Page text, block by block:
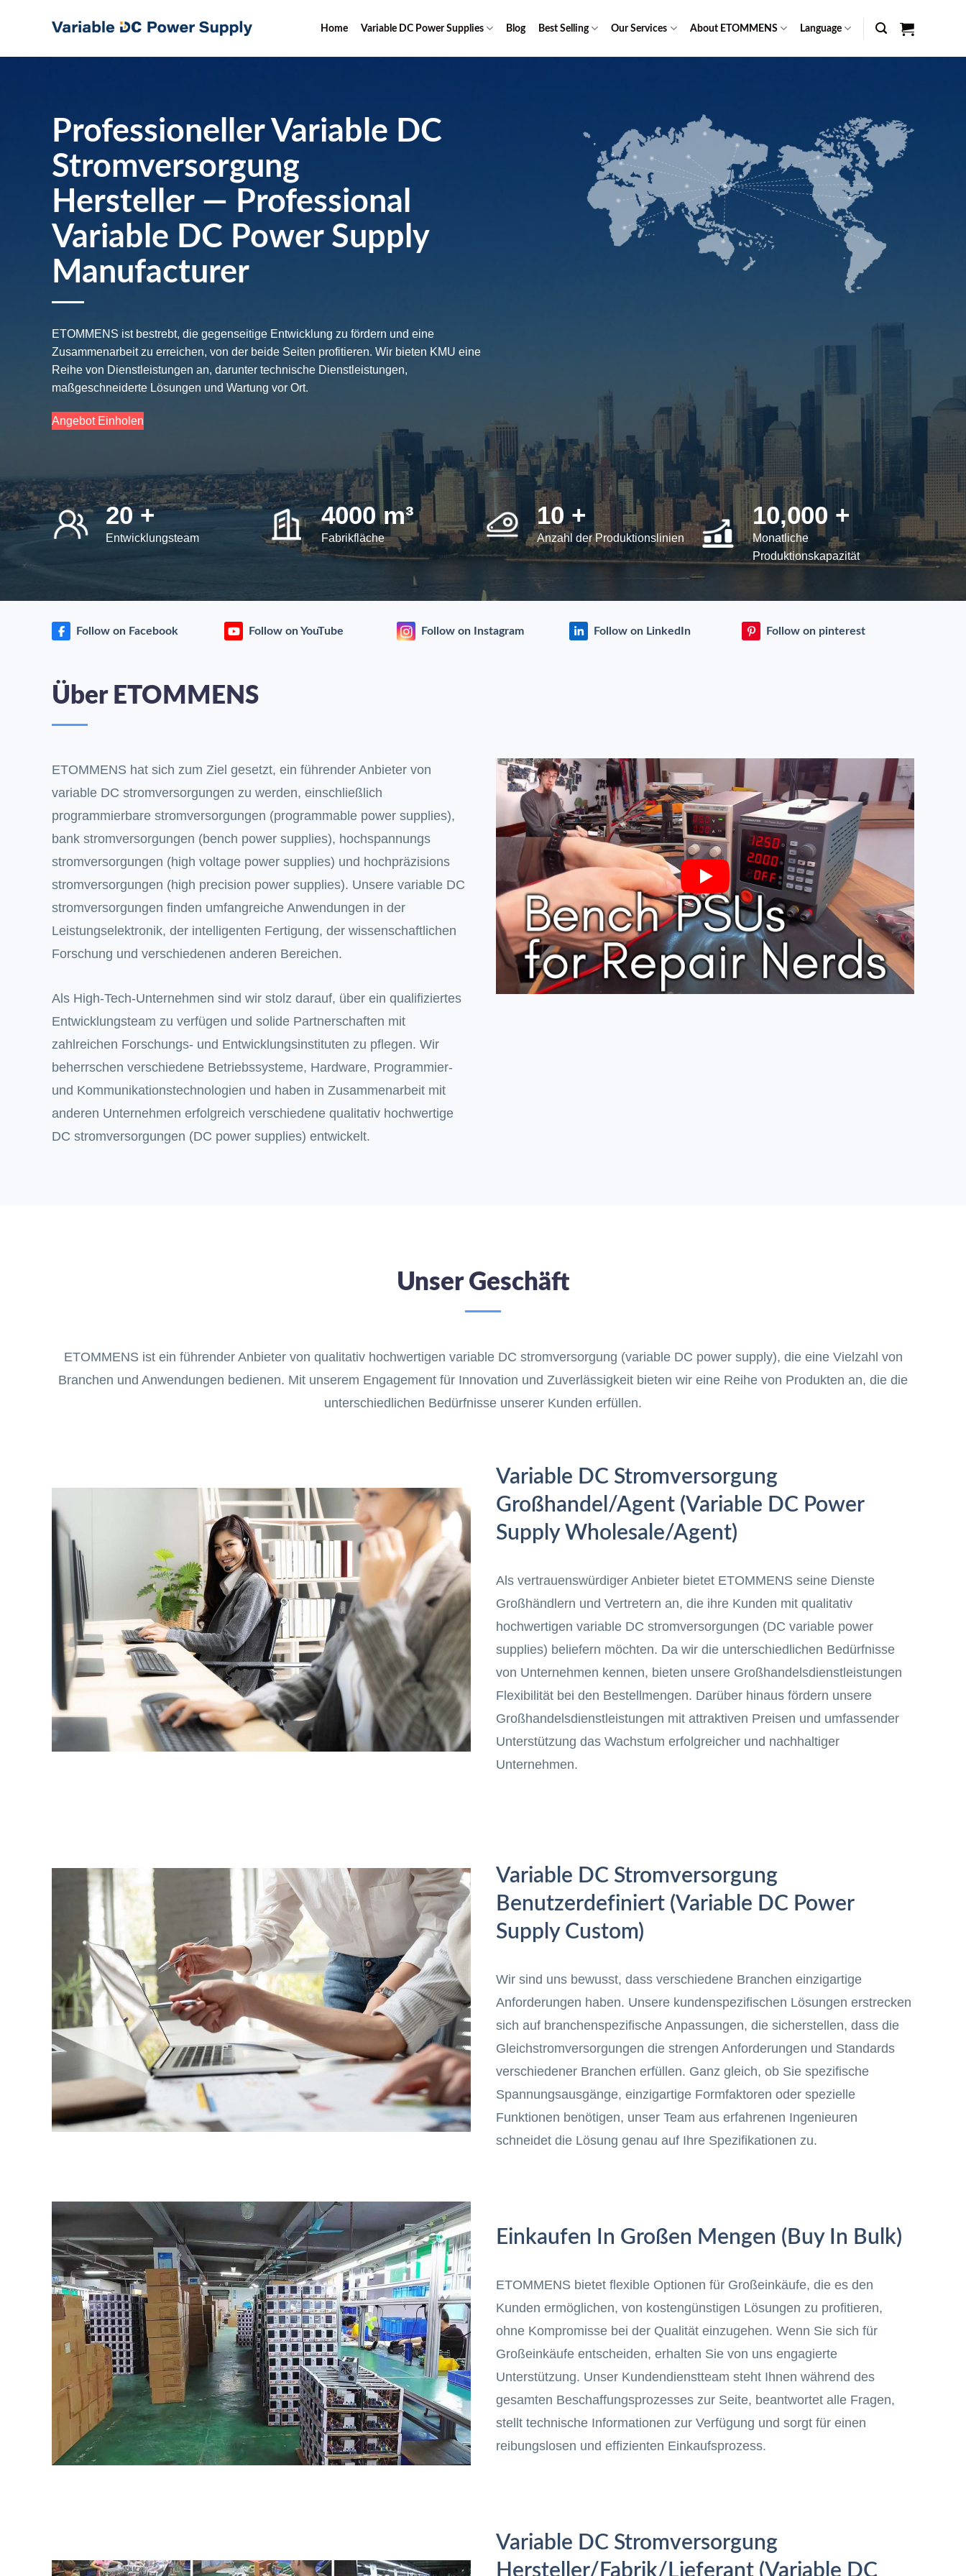
Home Variable DC Power Supplies Blog Best Selling Our Services About ETOMMENS Language
Professioneller Variable DC
Stromversorgung
Hersteller — Professional
Variable DC Power Supply
Manufacturer
ETOMMENS ist bestrebt, die gegenseitige Entwicklung zu fördern und eine
Zusammenarbeit zu erreichen, von der beide Seiten profitieren. Wir bieten KMU eine
Reihe von Dienstleistungen an, darunter technische Dienstleistungen,
maßgeschneiderte Lösungen und Wartung vor Ort.
Angebot Einholen
20 +
Entwicklungsteam
4000 m³
Fabrikfläche
10 +
Anzahl der Produktionslinien
10,000 +
Monatliche
Produktionskapazität
Follow on Facebook Follow on YouTube Follow on Instagram Follow on LinkedIn Follow on pinterest
Über ETOMMENS
ETOMMENS hat sich zum Ziel gesetzt, ein führender Anbieter von
variable DC stromversorgungen zu werden, einschließlich
programmierbare stromversorgungen (programmable power supplies),
bank stromversorgungen (bench power supplies), hochspannungs
stromversorgungen (high voltage power supplies) und hochpräzisions
stromversorgungen (high precision power supplies). Unsere variable DC
stromversorgungen finden umfangreiche Anwendungen in der
Leistungselektronik, der intelligenten Fertigung, der wissenschaftlichen
Forschung und verschiedenen anderen Bereichen.
Als High-Tech-Unternehmen sind wir stolz darauf, über ein qualifiziertes
Entwicklungsteam zu verfügen und solide Partnerschaften mit
zahlreichen Forschungs- und Entwicklungsinstituten zu pflegen. Wir
beherrschen verschiedene Betriebssysteme, Hardware, Programmier-
und Kommunikationstechnologien und haben in Zusammenarbeit mit
anderen Unternehmen erfolgreich verschiedene qualitativ hochwertige
DC stromversorgungen (DC power supplies) entwickelt.
Unser Geschäft
ETOMMENS ist ein führender Anbieter von qualitativ hochwertigen variable DC stromversorgung (variable DC power supply), die eine Vielzahl von
Branchen und Anwendungen bedienen. Mit unserem Engagement für Innovation und Zuverlässigkeit bieten wir eine Reihe von Produkten an, die die
unterschiedlichen Bedürfnisse unserer Kunden erfüllen.
Variable DC Stromversorgung
Großhandel/Agent (Variable DC Power
Supply Wholesale/Agent)
Als vertrauenswürdiger Anbieter bietet ETOMMENS seine Dienste
Großhändlern und Vertretern an, die ihre Kunden mit qualitativ
hochwertigen variable DC stromversorgungen (DC variable power
supplies) beliefern möchten. Da wir die unterschiedlichen Bedürfnisse
von Unternehmen kennen, bieten unsere Großhandelsdienstleistungen
Flexibilität bei den Bestellmengen. Darüber hinaus fördern unsere
Großhandelsdienstleistungen mit attraktiven Preisen und umfassender
Unterstützung das Wachstum erfolgreicher und nachhaltiger
Unternehmen.
Variable DC Stromversorgung
Benutzerdefiniert (Variable DC Power
Supply Custom)
Wir sind uns bewusst, dass verschiedene Branchen einzigartige
Anforderungen haben. Unsere kundenspezifischen Lösungen erstrecken
sich auf branchenspezifische Anpassungen, die sicherstellen, dass die
Gleichstromversorgungen die strengen Anforderungen und Standards
verschiedener Branchen erfüllen. Ganz gleich, ob Sie spezifische
Spannungsausgänge, einzigartige Formfaktoren oder spezielle
Funktionen benötigen, unser Team aus erfahrenen Ingenieuren
schneidet die Lösung genau auf Ihre Spezifikationen zu.
Einkaufen In Großen Mengen (Buy In Bulk)
ETOMMENS bietet flexible Optionen für Großeinkäufe, die es den
Kunden ermöglichen, von kostengünstigen Lösungen zu profitieren,
ohne Kompromisse bei der Qualität einzugehen. Wenn Sie sich für
Großeinkäufe entscheiden, erhalten Sie von uns engagierte
Unterstützung. Unser Kundendienstteam steht Ihnen während des
gesamten Beschaffungsprozesses zur Seite, beantwortet alle Fragen,
stellt technische Informationen zur Verfügung und sorgt für einen
reibungslosen und effizienten Einkaufsprozess.
Variable DC Stromversorgung
Hersteller/Fabrik/Lieferant (Variable DC